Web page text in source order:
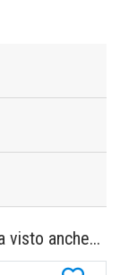
visto anche...